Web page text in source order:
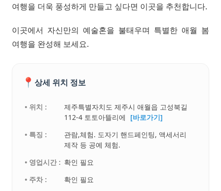
여행을 더욱 풍성하게 만들고 싶다면 이곳을 추천합니다.
이곳에서 자신만의 예술혼을 불태우며 특별한 애월 봄
여행을 완성해 보세요.
📍 상세 위치 정보
• 위치 :
제주특별자치도 제주시 애월읍 고성북길
112-4 토토아뜰리에
[바로가기]
• 특징 :
관람,체험. 도자기 핸드페인팅, 액세서리
제작 등 공예 체험.
• 영업시간 : 확인 필요
• 주차 :
확인 필요